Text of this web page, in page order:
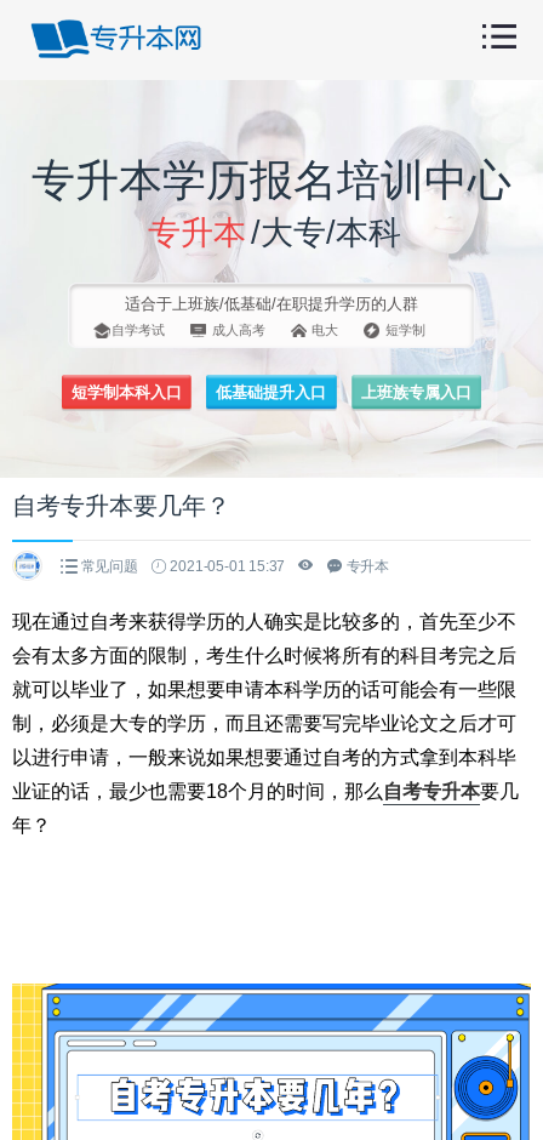
专升本学历报名培训中心
专升本/大专/本科
适合于上班族/低基础/在职提升学历的人群
自学考试 成人高考 电大 短学制
短学制本科入口 低基础提升入口 上班族专属入口
自考专升本要几年？
常见问题 2021-05-01 15:37 专升本
现在通过自考来获得学历的人确实是比较多的，首先至少不
会有太多方面的限制，考生什么时候将所有的科目考完之后
就可以毕业了，如果想要申请本科学历的话可能会有一些限
制，必须是大专的学历，而且还需要写完毕业论文之后才可
以进行申请，一般来说如果想要通过自考的方式拿到本科毕
业证的话，最少也需要18个月的时间，那么 自考专升本要几
年？